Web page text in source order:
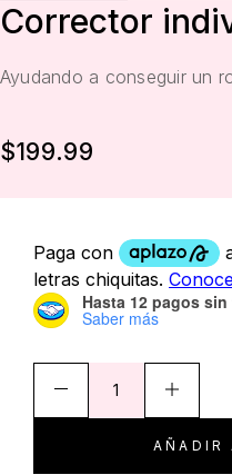
Corrector
Ayudando a conseguir un
$199.99
Hasta 12 pagos
Saber más
AÑADIR